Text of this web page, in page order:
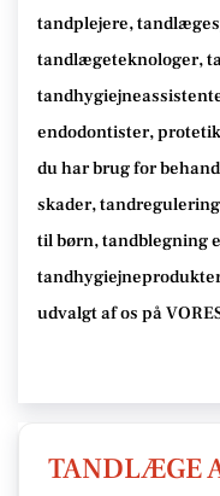
tandplejere,
tandlægeteknologer,
endodontister,
du har brug for
skader,
til børn, tandblegning
udvalgt af os på
TANDLÆGE